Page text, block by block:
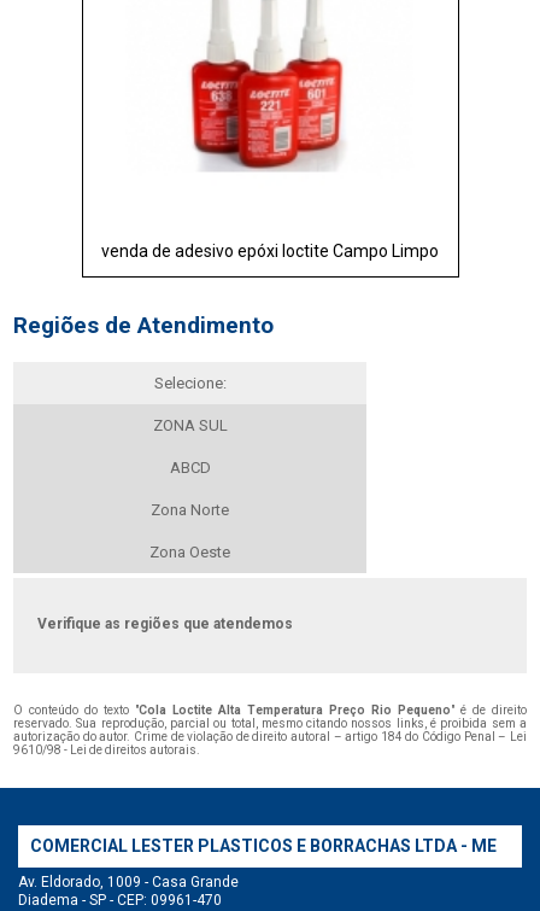
venda de adesivo epóxi loctite Campo Limpo
Regiões de Atendimento
Selecione:
ZONA SUL
ABCD
Zona Norte
Zona Oeste
Verifique as regiões que atendemos
O conteúdo do texto "Cola Loctite Alta Temperatura Preço Rio Pequeno" é de direito
reservado. Sua reprodução, parcial ou total, mesmo citando nossos links, é proibida sem a
autorização do autor. Crime de violação de direito autoral – artigo 184 do Código Penal – Lei
9610/98 - Lei de direitos autorais.
COMERCIAL LESTER PLASTICOS E BORRACHAS LTDA - ME
Av. Eldorado, 1009 - Casa Grande
Diadema - SP - CEP: 09961-470